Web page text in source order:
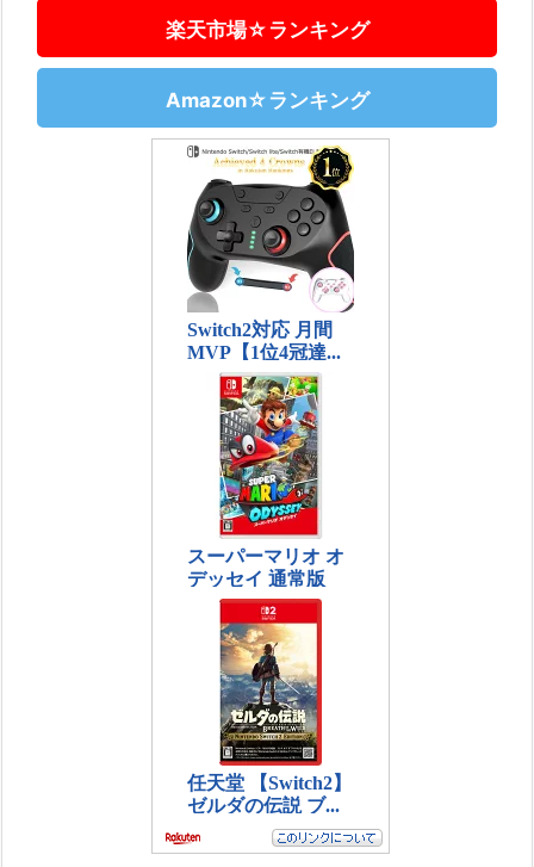
楽天市場☆ランキング
Amazon☆ランキング